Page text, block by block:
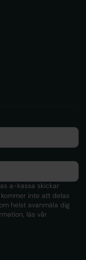
a-kassa skickar
inte att delas
helst avanmäla dig
läs vår